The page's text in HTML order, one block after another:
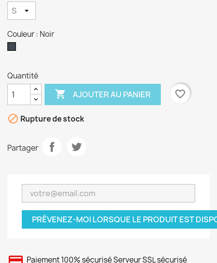
Couleur : Noir
Quantité
 AJOUTER AU PANIER favorite_border
 Rupture de stock
Partager
PRÉVENEZ-MOI LORSQUE LE PRODUIT EST
Paiement 100% sécurisé Serveur SSL sécurisé